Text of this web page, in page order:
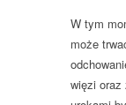
W tym
może
więzi